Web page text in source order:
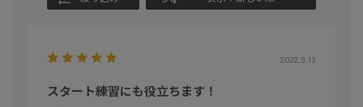
2022.5.13
スタート練習にも役立ちます！